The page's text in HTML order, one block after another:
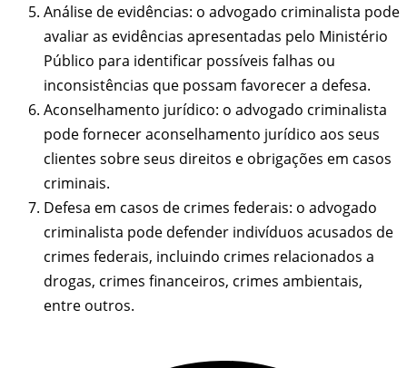
Análise de evidências: o advogado criminalista pode
avaliar as evidências apresentadas pelo Ministério
Público para identificar possíveis falhas ou
inconsistências que possam favorecer a defesa.
Aconselhamento jurídico: o advogado criminalista
pode fornecer aconselhamento jurídico aos seus
clientes sobre seus direitos e obrigações em casos
criminais.
Defesa em casos de crimes federais: o advogado
criminalista pode defender indivíduos acusados de
crimes federais, incluindo crimes relacionados a
drogas, crimes financeiros, crimes ambientais,
entre outros.